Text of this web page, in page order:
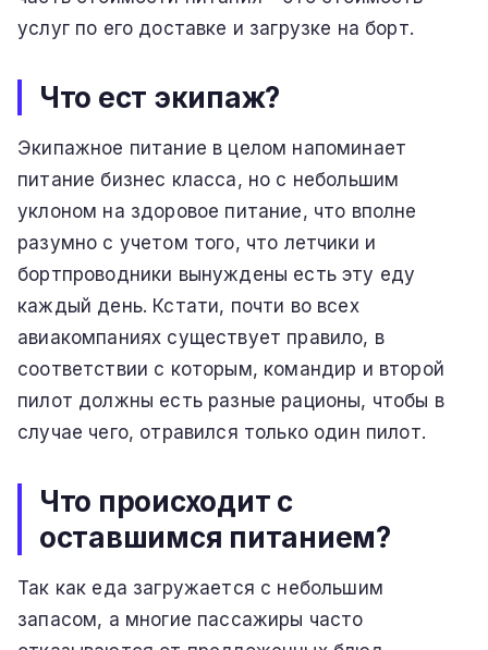
услуг по его доставке и загрузке на борт.
Что ест экипаж?
Экипажное питание в целом напоминает
питание бизнес класса, но с небольшим
уклоном на здоровое питание, что вполне
разумно с учетом того, что летчики и
бортпроводники вынуждены есть эту еду
каждый день. Кстати, почти во всех
авиакомпаниях существует правило, в
соответствии с которым, командир и второй
пилот должны есть разные рационы, чтобы в
случае чего, отравился только один пилот.
Что происходит с
оставшимся питанием?
Так как еда загружается с небольшим
запасом, а многие пассажиры часто